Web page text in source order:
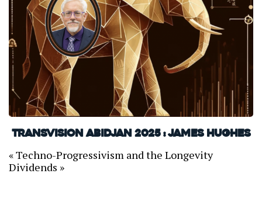
TransVision Abidjan 2025 : James Hughes
« Techno-Progressivism and the Longevity
Dividends »